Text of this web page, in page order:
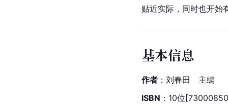
贴近实际，同时也开始
基本信息
作者 ：刘春田　主编
ISBN ：10位